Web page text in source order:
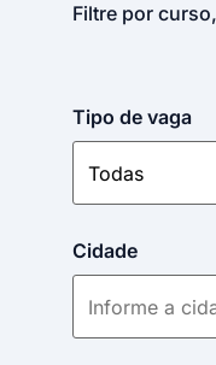
Filtre por
Tipo de vaga
Cidade